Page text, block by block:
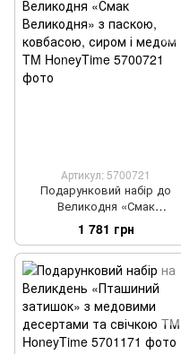
Артикул: 5700721
Подарунковий набір до
Великодня «Смак
Великодня» з паскою,
ковбасою, сиром і медом TM
HoneyTime
1 781 грн